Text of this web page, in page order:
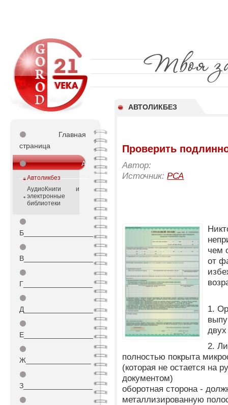
АВТОЛИКБЕЗ
⚫
Главная
страница
⚫А
_________________
Автоликбез
АудиоКниги и
электронные
библиотеки
⚫
Б_________________
⚫
В_________________
⚫
Г_________________
⚫
Д_________________
⚫
Е_________________
⚫
Ж________________
⚫
З_________________
⚫
Проверить
Автор:
Источник:РСА
чем
от
1.
2.
полностью покрыта
(которая не остается на
документом)
оборотная сторона -
металлизированную